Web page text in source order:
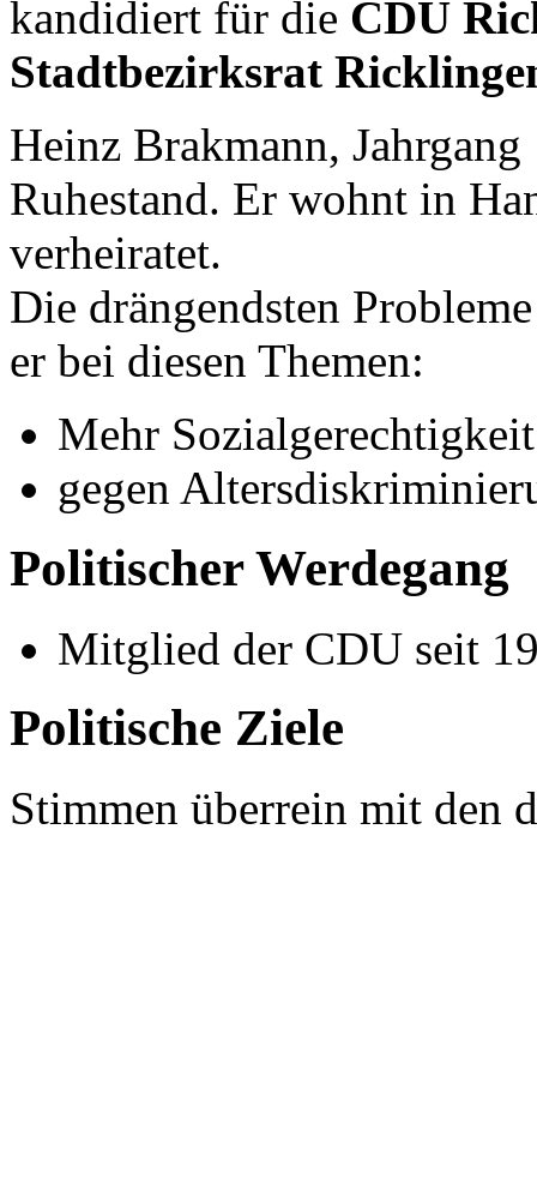
kandidiert für die CDU
Stadtbezirksrat
Heinz Brakmann,
Ruhestand. Er wohnt in
verheiratet.
Die drängendsten
er bei diesen Themen:
Mehr Sozialgerechtigkeit
gegen
Politischer Werdegang
Mitglied der CDU seit
Politische Ziele
Stimmen überrein mit den